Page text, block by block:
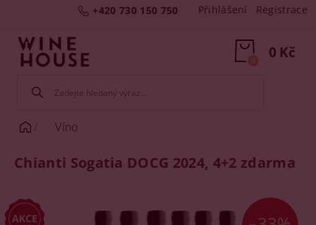
+420 730 150 750 Přihlášení Registrace
0 Kč
0
Víno
Chianti Sogatia DOCG 2024, 4+2 zdarma